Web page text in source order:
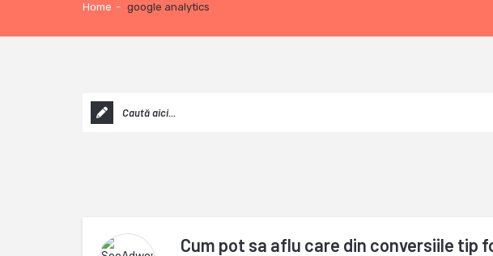
Home - google analytics
Cum pot sa aflu care din conversiile tip